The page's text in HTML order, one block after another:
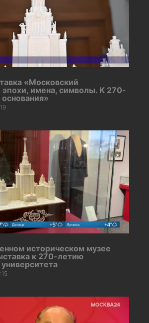
«Московский
эпохи, имена, символы. К 270-
историческом музее
к 270-летию